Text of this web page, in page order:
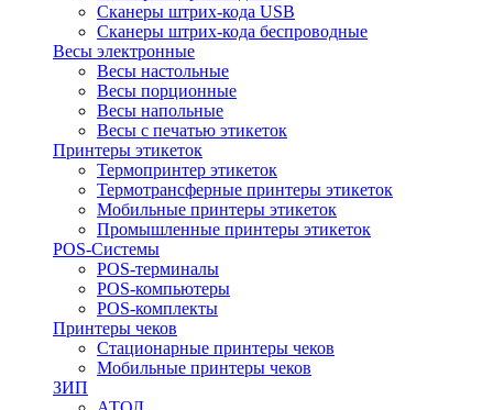
Сканеры штрих-кода USB
Сканеры штрих-кода беспроводные
Весы электронные
Весы настольные
Весы порционные
Весы напольные
Весы с печатью этикеток
Принтеры этикеток
Термопринтер этикеток
Термотрансферные принтеры этикеток
Мобильные принтеры этикеток
Промышленные принтеры этикеток
POS-Системы
POS-терминалы
POS-компьютеры
POS-комплекты
Принтеры чеков
Стационарные принтеры чеков
Мобильные принтеры чеков
ЗИП